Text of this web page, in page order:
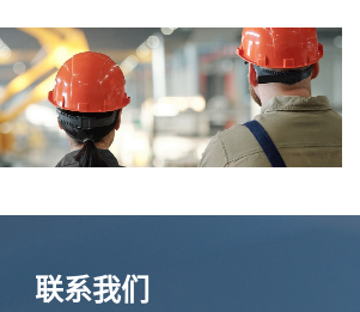
联系我们